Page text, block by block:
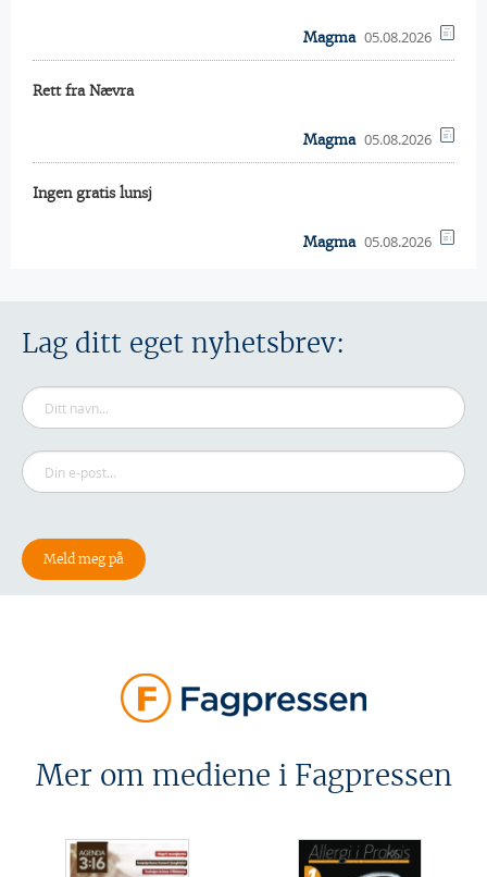
Magma 05.08.2026
Rett fra Nævra
Magma 05.08.2026
Ingen gratis lunsj
Magma 05.08.2026
Lag ditt eget nyhetsbrev:
Mer om mediene i Fagpressen